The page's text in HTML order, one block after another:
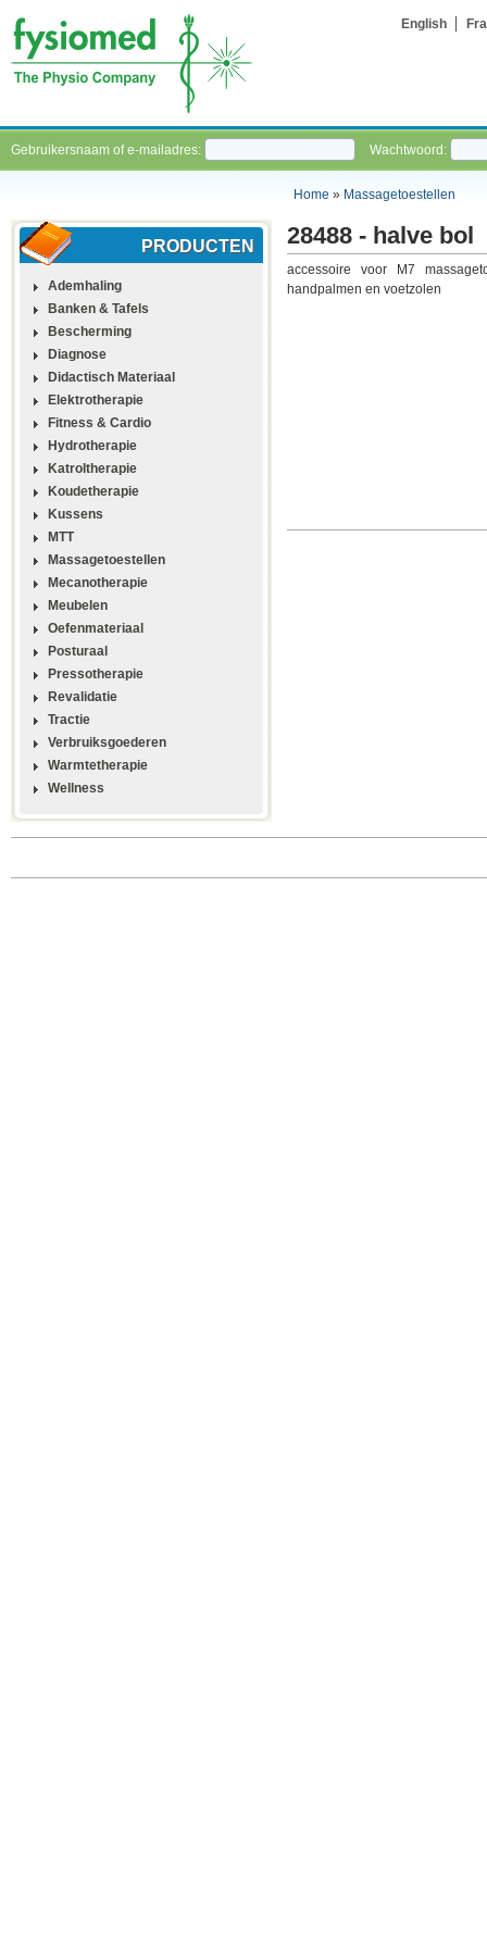
English
Gebruikersnaam of e-mailadres: Wachtwoord:
Home » Massagetoestellen
PRODUCTEN
Ademhaling
Banken & Tafels
Bescherming
Diagnose
Didactisch Materiaal
Elektrotherapie
Fitness & Cardio
Hydrotherapie
Katroltherapie
Koudetherapie
Kussens
MTT
Massagetoestellen
Mecanotherapie
Meubelen
Oefenmateriaal
Posturaal
Pressotherapie
Revalidatie
Tractie
Verbruiksgoederen
Warmtetherapie
Wellness
28488 - halve bol
accessoire voor M7
handpalmen en voetzolen